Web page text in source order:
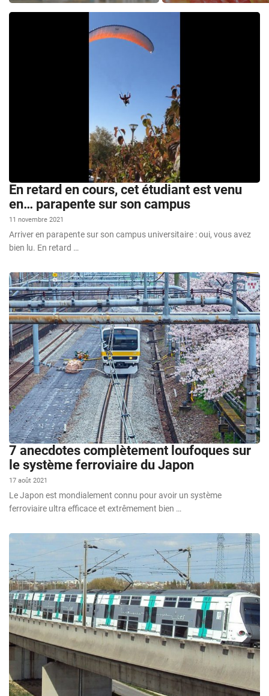
En retard en cours, cet étudiant est venu
en… parapente sur son campus
11 novembre 2021
Arriver en parapente sur son campus universitaire : oui, vous avez
bien lu. En retard …
7 anecdotes complètement loufoques sur
le système ferroviaire du Japon
17 août 2021
Le Japon est mondialement connu pour avoir un système
ferroviaire ultra efficace et extrêmement bien …